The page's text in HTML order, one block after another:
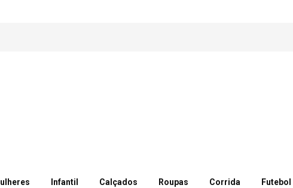
Infantil Calçados Roupas Corrida Futebol